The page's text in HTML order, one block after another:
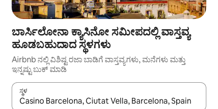
ಬಾರ್ಸಿಲೋನಾ ಕ್ಯಾಸಿನೋ ಸಮೀಪದಲ್ಲಿ ವಾಸ್ತವ್ಯ
ಹೂಡಬಹುದಾದ ಸ್ಥಳಗಳು
Airbnb ನಲ್ಲಿ ವಿಶಿಷ್ಟ ರಜಾ ಬಾಡಿಗೆ ವಾಸ್ತವ್ಯಗಳು, ಮನೆಗಳು ಮತ್ತು
ಇನ್ನಷ್ಟು ಬುಕ್ ಮಾಡಿ
ಸ್ಥಳ
ಫಲಿತಾಂಶಗಳು ಲಭ್ಯವಿರುವಾಗ, ಅಪ್ ಮತ್ತು ಡೌನ್ ಬಾಣದ ಕೀಲಿಗಳೊಂದಿಗೆ